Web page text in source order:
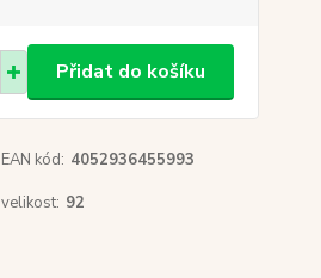
Přidat do košíku
EAN kód: 4052936455993
velikost: 92